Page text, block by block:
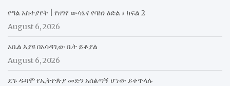
የግል አስተያየት | የዘገየ ውሳኔና የባከነ ዕድል ፤ ክፍል 2
August 6, 2026
አቤል እያዩ በአሳዳጊው ቤት ይቆያል
August 6, 2026
ደጉ ዱባሞ የኢትዮጵያ መድን አሰልጣኝ ሆነው ይቀጥላሉ